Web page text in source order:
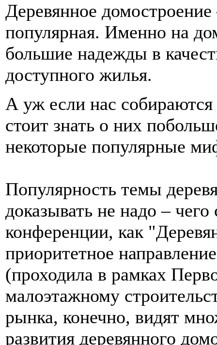
Деревянное домостроение
популярная. Именно на
большие надежды в
доступного жилья.
А уж если нас собираются
стоит знать о них
некоторые популярные
Популярность темы
доказывать не надо –
конференции, как
приоритетное
(проходила в рамках
малоэтажному
рынка, конечно, видят
развития деревянного